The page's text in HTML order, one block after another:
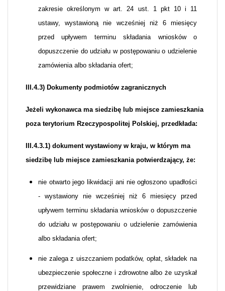
zakresie określonym w art. 24 ust. 1 pkt 10 i 11
ustawy, wystawioną nie wcześniej niż 6 miesięcy
przed upływem terminu składania wniosków o
dopuszczenie do udziału w postępowaniu o udzielenie
zamówienia albo składania ofert;
III.4.3) Dokumenty podmiotów zagranicznych
Jeżeli wykonawca ma siedzibę lub miejsce zamieszkania
poza terytorium Rzeczypospolitej Polskiej, przedkłada:
III.4.3.1) dokument wystawiony w kraju, w którym ma
siedzibę lub miejsce zamieszkania potwierdzający, że:
nie otwarto jego likwidacji ani nie ogłoszono upadłości
- wystawiony nie wcześniej niż 6 miesięcy przed
upływem terminu składania wniosków o dopuszczenie
do udziału w postępowaniu o udzielenie zamówienia
albo składania ofert;
nie zalega z uiszczaniem podatków, opłat, składek na
ubezpieczenie społeczne i zdrowotne albo że uzyskał
przewidziane prawem zwolnienie, odroczenie lub